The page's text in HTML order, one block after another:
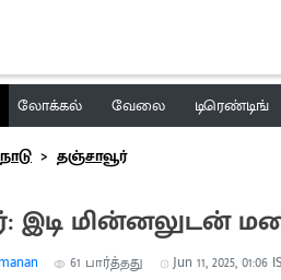
லோக்கல் வேலை டிரெண்டிங்
தஞ்சாவூர்
இடி மின்னலுடன்
61 பார்த்தது Jun 11, 2025, 01:06